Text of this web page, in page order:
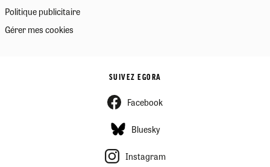
Politique publicitaire
Gérer mes cookies
SUIVEZ EGORA
Facebook
Bluesky
Instagram